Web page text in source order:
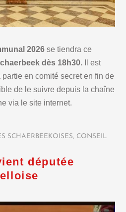
2026 se tiendra ce
dès 18h30. Il est
en comité secret en fin de
de le suivre depuis la chaîne
via le site internet.
SCHAERBEEKOISES, CONSEIL
députée